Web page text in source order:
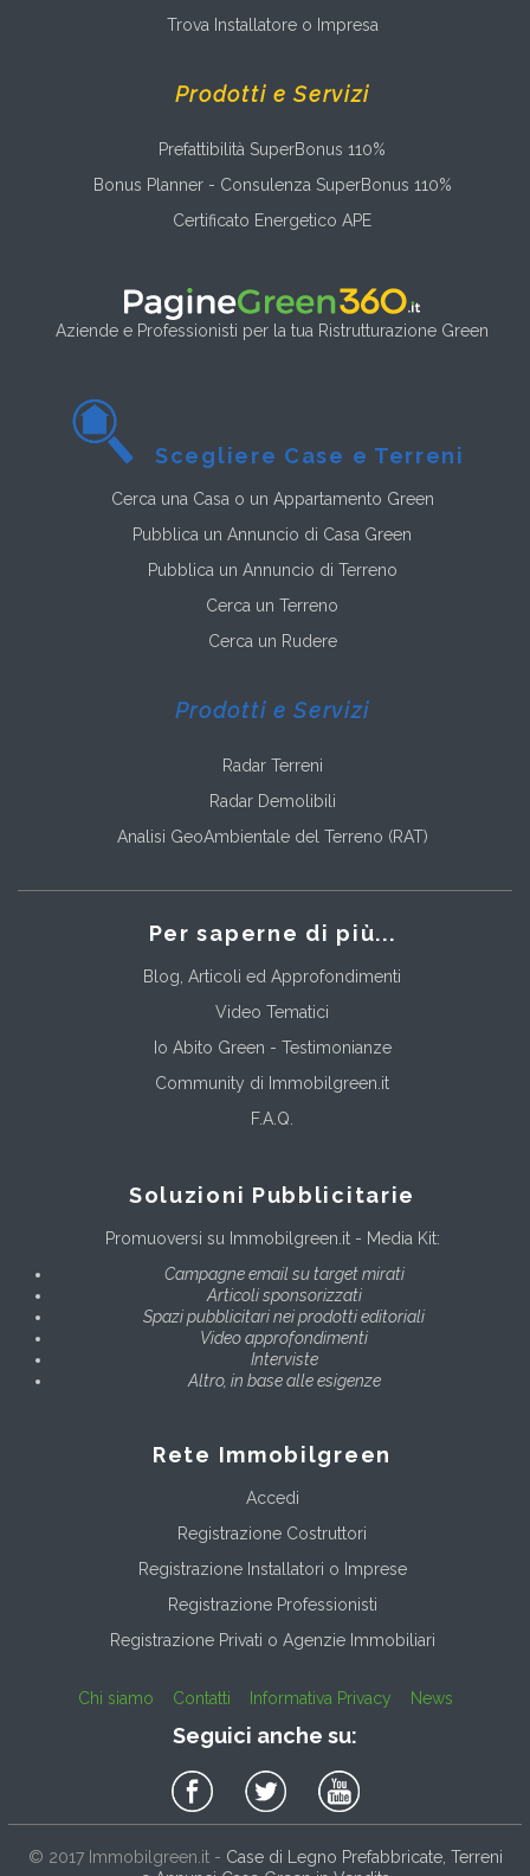
Trova Installatore o Impresa
Prodotti e Servizi
Prefattibilità SuperBonus 110%
Bonus Planner - Consulenza SuperBonus 110%
Certificato Energetico APE
Aziende e Professionisti per la tua Ristrutturazione Green
Scegliere Case e Terreni
Cerca una Casa o un Appartamento Green
Pubblica un Annuncio di Casa Green
Pubblica un Annuncio di Terreno
Cerca un Terreno
Cerca un Rudere
Prodotti e Servizi
Radar Terreni
Radar Demolibili
Analisi GeoAmbientale del Terreno (RAT)
Per saperne di più...
Blog, Articoli ed Approfondimenti
Video Tematici
Io Abito Green - Testimonianze
Community di Immobilgreen.it
F.A.Q.
Soluzioni Pubblicitarie
Promuoversi su Immobilgreen.it - Media Kit:
Campagne email su target mirati
Articoli sponsorizzati
Spazi pubblicitari nei prodotti editoriali
Video approfondimenti
Interviste
Altro, in base alle esigenze
Rete Immobilgreen
Accedi
Registrazione Costruttori
Registrazione Installatori o Imprese
Registrazione Professionisti
Registrazione Privati o Agenzie Immobiliari
Chi siamo Contatti Informativa Privacy News
Seguici anche su:
© 2017 Immobilgreen.it- Case di Legno Prefabbricate, Terreni